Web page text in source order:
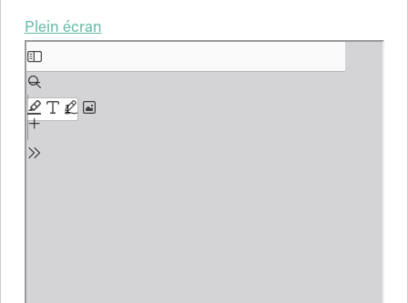
Plein écran
Aller
au
contenu
PDF